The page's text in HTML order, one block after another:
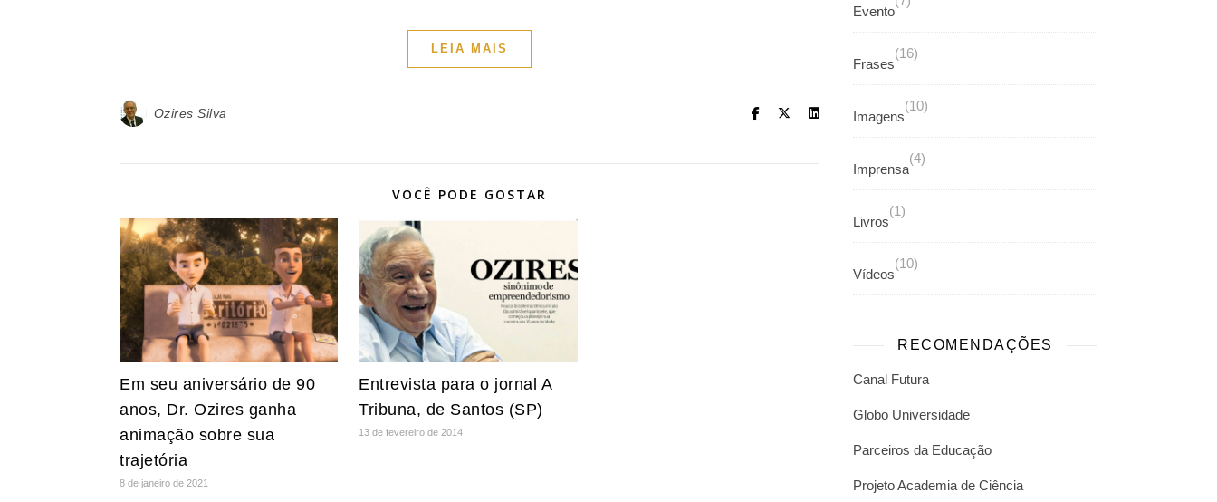
LEIA MAIS
Ozires Silva
VOCÊ PODE GOSTAR
Em seu aniversário de 90
anos, Dr. Ozires ganha
animação sobre sua
trajetória
8 de janeiro de 2021
Entrevista para o jornal A
Tribuna, de Santos (SP)
13 de fevereiro de 2014
Evento
Frases
(16)
Imagens
(10)
Imprensa
(4)
Livros
(1)
Vídeos
(10)
RECOMENDAÇÕES
Canal Futura
Globo Universidade
Parceiros da Educação
Projeto Academia de Ciência